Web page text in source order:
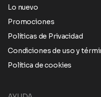
Lo nuevo
Promociones
Políticas de Privacidad
Condiciones de uso y
Política de cookies